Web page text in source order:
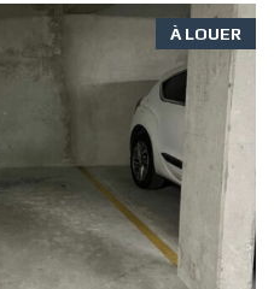
À LOUER